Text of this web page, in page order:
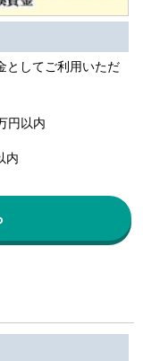
としてご利用いただ
円以内
内